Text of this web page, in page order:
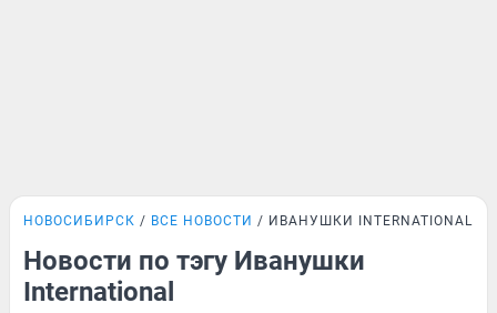
НОВОСИБИРСК ВСЕ НОВОСТИ ИВАНУШКИ INTERNATIONAL
Новости по тэгу Иванушки
International